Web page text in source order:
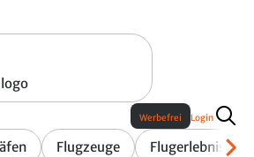
Flugzeuge Flugerlebnis
Werbefrei Login